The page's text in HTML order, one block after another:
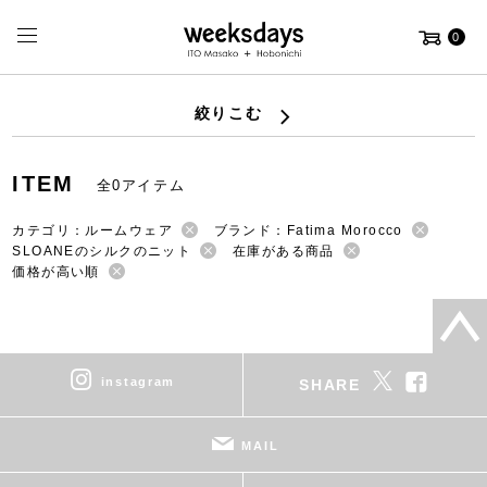
0
絞りこむ
ITEM 全0アイテム
カテゴリ：ルームウェア
ブランド：Fatima Morocco
SLOANEのシルクのニット
在庫がある商品
価格が高い順
instagram SHARE
MAIL